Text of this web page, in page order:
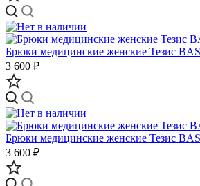
Брюки медицинские женские Тезис
3 600 ₽
Брюки медицинские женские Тезис
3 600 ₽